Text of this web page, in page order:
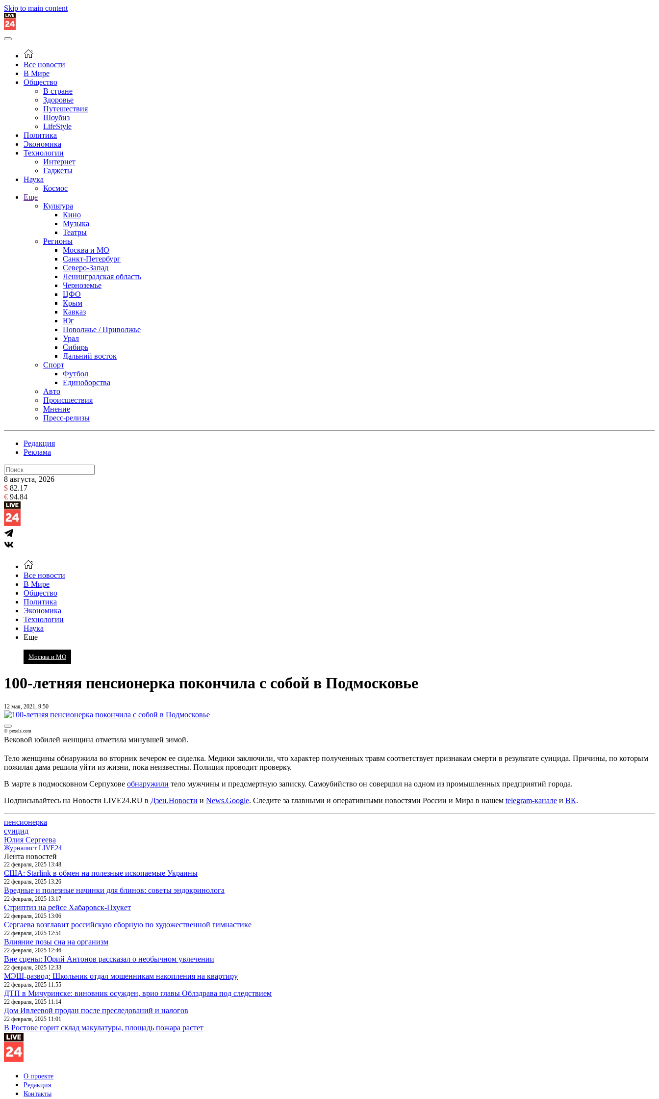
Skip to main content
Все новости
В Мире
Общество
В стране
Здоровье
Путешествия
Шоубиз
LifeStyle
Политика
Экономика
Технологии
Интернет
Гаджеты
Наука
Космос
Еще
Культура
Кино
Музыка
Театры
Регионы
Москва и МО
Санкт-Петербург
Северо-Запад
Ленинградская область
Черноземье
ЦФО
Крым
Кавказ
Юг
Поволжье / Приволжье
Урал
Сибирь
Дальний восток
Спорт
Футбол
Единоборства
Авто
Происшествия
Мнение
Пресс-релизы
Редакция
Реклама
8 августа, 2026
$ 82.17
€ 94.84
Все новости
В Мире
Общество
Политика
Экономика
Технологии
Наука
Еще
Москва и МО
100-летняя пенсионерка покончила с собой в Подмосковье
12 мая, 2021, 9:50
© pexels.com
Вековой юбилей женщина отметила минувшей зимой.
Тело женщины обнаружила во вторник вечером ее сиделка. Медики заключили, что характер полученных травм соответствует признакам смерти в результате суицида. Причины, по которым
пожилая дама решила уйти из жизни, пока неизвестны. Полиция проводит проверку.
В марте в подмосковном Серпухове обнаружили тело мужчины и предсмертную записку. Самоубийство он совершил на одном из промышленных предприятий города.
Подписывайтесь на Новости LIVE24.RU в Дзен.Новости и News.Google. Следите за главными и оперативными новостями России и Мира в нашем telegram-канале и ВК.
пенсионерка
суицид
Юлия Сергеева
Журналист LIVE24.
Лента новостей
22 февраля, 2025 13:48
США: Starlink в обмен на полезные ископаемые Украины
22 февраля, 2025 13:26
Вредные и полезные начинки для блинов: советы эндокринолога
22 февраля, 2025 13:17
Стриптиз на рейсе Хабаровск-Пхукет
22 февраля, 2025 13:06
Сергаева возглавит российскую сборную по художественной гимнастике
22 февраля, 2025 12:51
Влияние позы сна на организм
22 февраля, 2025 12:46
Вне сцены: Юрий Антонов рассказал о необычном увлечении
22 февраля, 2025 12:33
МЭШ-развод: Школьник отдал мошенникам накопления на квартиру
22 февраля, 2025 11:55
ДТП в Мичуринске: виновник осужден, врио главы Облздрава под следствием
22 февраля, 2025 11:14
Дом Ивлеевой продан после преследований и налогов
22 февраля, 2025 11:01
В Ростове горит склад макулатуры, площадь пожара растет
О проекте
Редакция
Контакты